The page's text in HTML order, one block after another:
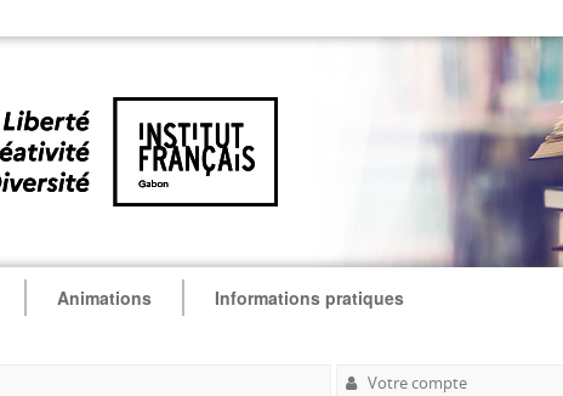
Animations Informations pratiques
Votre compte